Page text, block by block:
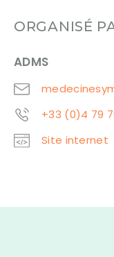
ORGANISÉ
ADMS
+33 (0)4 79
Site internet